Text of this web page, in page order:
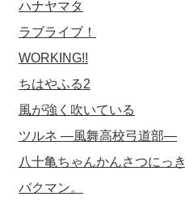
ハナヤマタ
ラブライブ！
WORKING!!
ちはやふる2
風が強く吹いている
ツルネ ―風舞高校弓道部―
八十亀ちゃんかんさつにっき
バクマン。